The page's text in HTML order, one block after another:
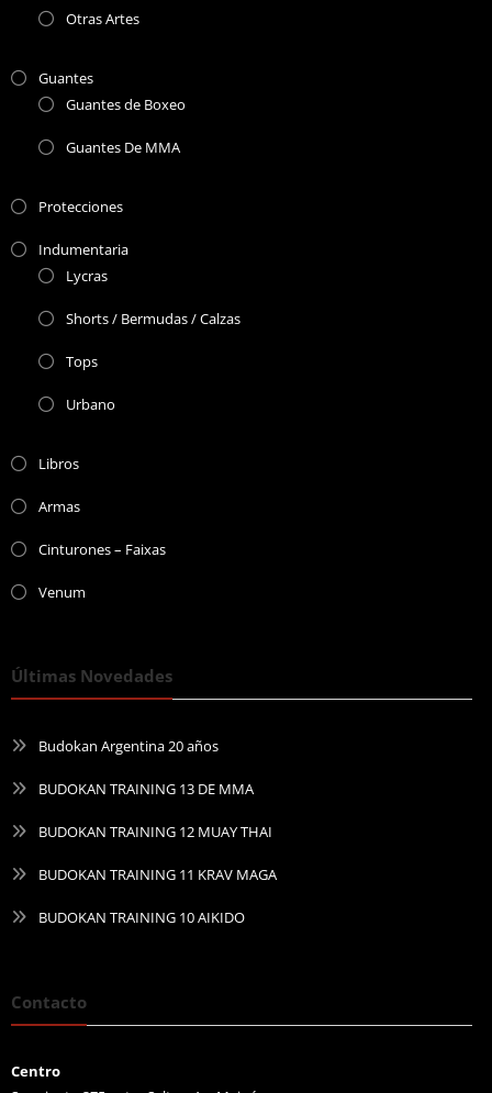
Otras Artes
Guantes
Guantes de Boxeo
Guantes De MMA
Protecciones
Indumentaria
Lycras
Shorts / Bermudas / Calzas
Tops
Urbano
Libros
Armas
Cinturones – Faixas
Venum
Últimas Novedades
Budokan Argentina 20 años
BUDOKAN TRAINING 13 DE MMA
BUDOKAN TRAINING 12 MUAY THAI
BUDOKAN TRAINING 11 KRAV MAGA
BUDOKAN TRAINING 10 AIKIDO
Contacto
Centro